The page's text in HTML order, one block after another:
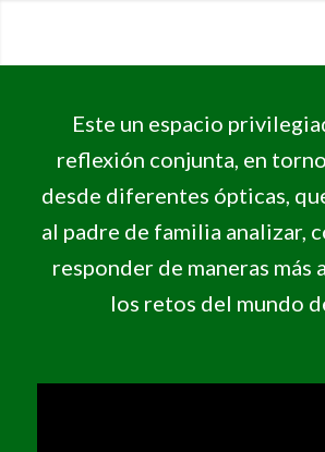
Este un espacio
reflexión conjunta, en
desde diferentes ópticas,
al padre de familia analizar,
responder de maneras más
los retos del mundo